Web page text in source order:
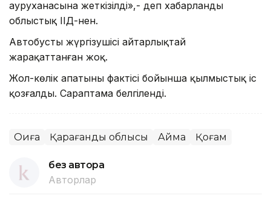
ауруханасына жеткізілді»,- деп хабарланды
облыстық ІІД-нен.
Автобустың жүргізушісі айтарлықтай
жарақаттанған жоқ.
Жол-көлік апатының фактісі бойынша қылмыстық іс
қозғалды. Сараптама белгіленді.
Оқиға Қарағанды облысы Аймақ Қоғам
без автора
Авторлар